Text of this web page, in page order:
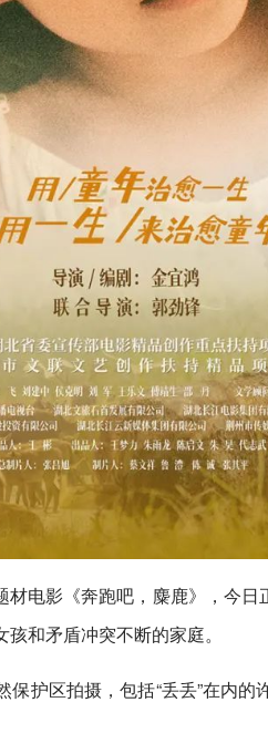
电影《奔跑吧，麋鹿》，今日
和矛盾冲突不断的家庭。
护区拍摄，包括“丢丢”在内的